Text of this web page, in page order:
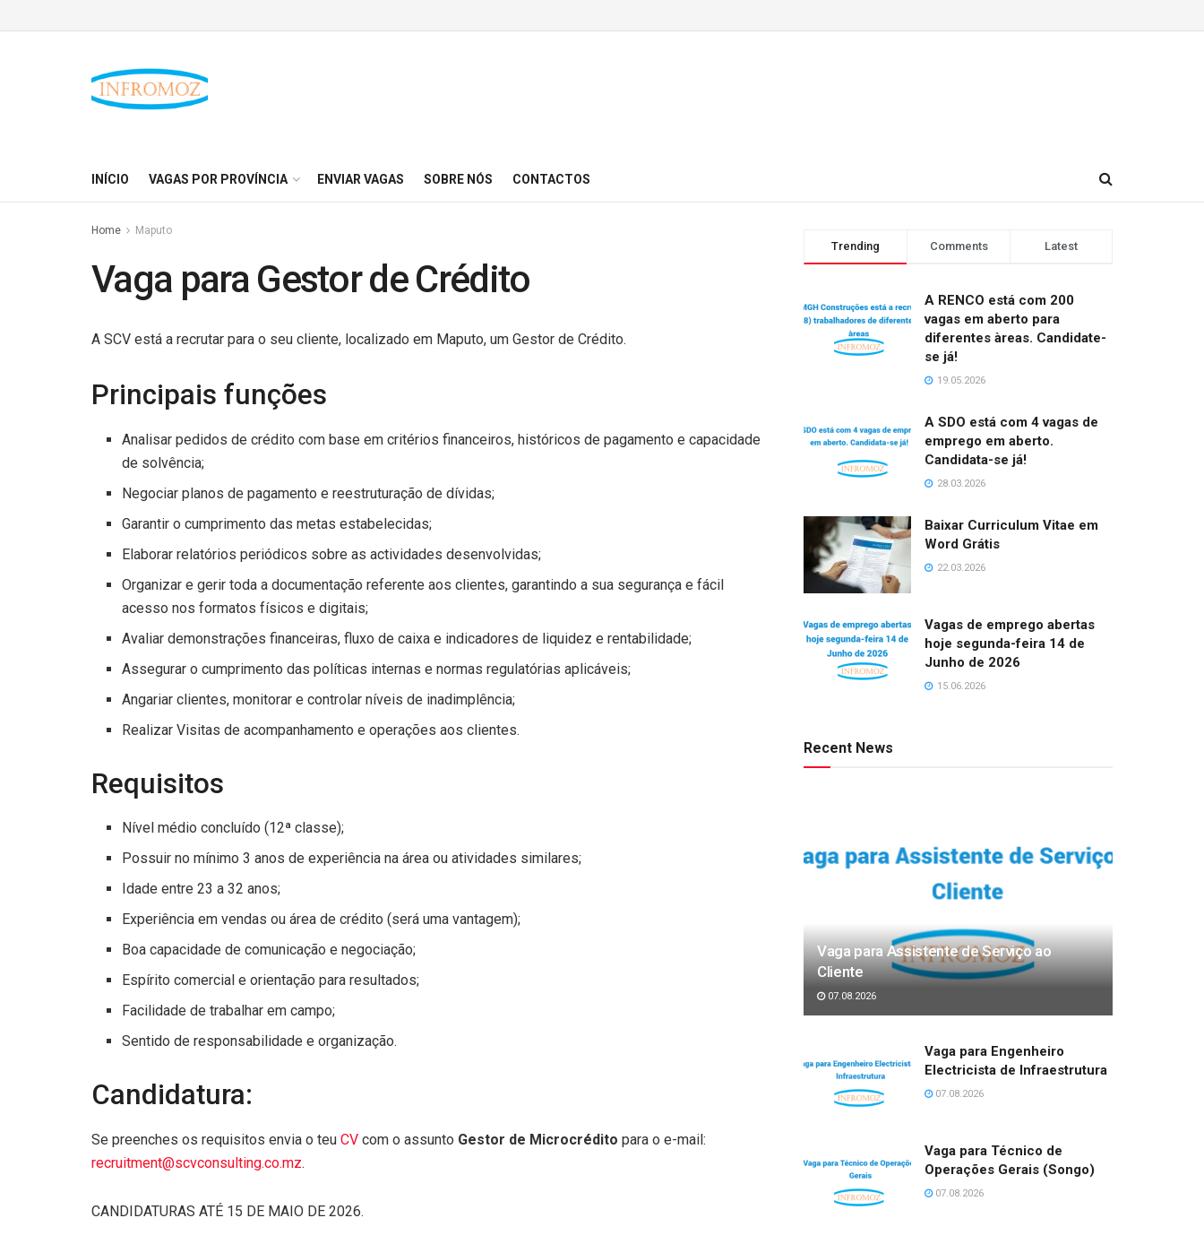
INÍCIO VAGAS POR PROVÍNCIA ENVIAR VAGAS SOBRE NÓS CONTACTOS
Home Maputo
Vaga para Gestor de Crédito
A SCV está a recrutar para o seu cliente, localizado em Maputo, um Gestor de Crédito.
Principais funções
Analisar pedidos de crédito com base em critérios financeiros, históricos de pagamento e capacidade
de solvência;
Negociar planos de pagamento e reestruturação de dívidas;
Garantir o cumprimento das metas estabelecidas;
Elaborar relatórios periódicos sobre as actividades desenvolvidas;
Organizar e gerir toda a documentação referente aos clientes, garantindo a sua segurança e fácil
acesso nos formatos físicos e digitais;
Avaliar demonstrações financeiras, fluxo de caixa e indicadores de liquidez e rentabilidade;
Assegurar o cumprimento das políticas internas e normas regulatórias aplicáveis;
Angariar clientes, monitorar e controlar níveis de inadimplência;
Realizar Visitas de acompanhamento e operações aos clientes.
Requisitos
Nível médio concluído (12ª classe);
Possuir no mínimo 3 anos de experiência na área ou atividades similares;
Idade entre 23 a 32 anos;
Experiência em vendas ou área de crédito (será uma vantagem);
Boa capacidade de comunicação e negociação;
Espírito comercial e orientação para resultados;
Facilidade de trabalhar em campo;
Sentido de responsabilidade e organização.
Candidatura:
Se preenches os requisitos envia o teu CV com o assunto Gestor de Microcrédito para o e-mail:
recruitment@scvconsulting.co.mz.
CANDIDATURAS ATÉ 15 DE MAIO DE 2026.
Trending Comments Latest
A RENCO está com 200
vagas em aberto para
diferentes àreas. Candidate-
se já!
19.05.2026
A SDO está com 4 vagas de
emprego em aberto.
Candidata-se já!
28.03.2026
Baixar Curriculum Vitae em
Word Grátis
22.03.2026
Vagas de emprego abertas
hoje segunda-feira 14 de
Junho de 2026
15.06.2026
Recent News
Vaga para Assistente de Serviço ao
Cliente
07.08.2026
Vaga para Engenheiro
Electricista de Infraestrutura
07.08.2026
Vaga para Técnico de
Operações Gerais (Songo)
07.08.2026